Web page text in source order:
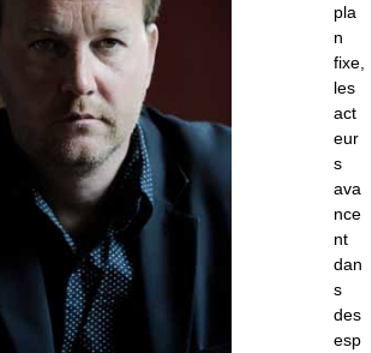
pla
n
fixe,
les
act
eur
s
ava
nce
nt
dan
s
des
esp